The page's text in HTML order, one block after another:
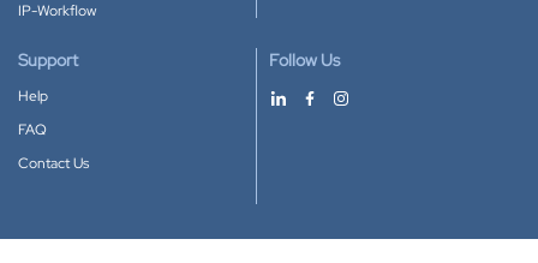
IP-Workflow
Support
Help
FAQ
Contact Us
Follow Us